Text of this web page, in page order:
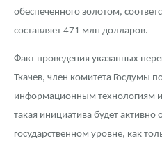
Книги по нумизматике
обеспеченного золотом,
составляет 471 млн долларов.
Факт проведения указанных
Ткачев, член комитета Госдумы
информационным технологиям
такая инициатива будет активно
государственном уровне, как